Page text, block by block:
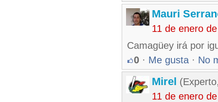
Mauri
11 de enero
Camagüey irá por
0 · Me gusta · No
Mirel
11 de enero